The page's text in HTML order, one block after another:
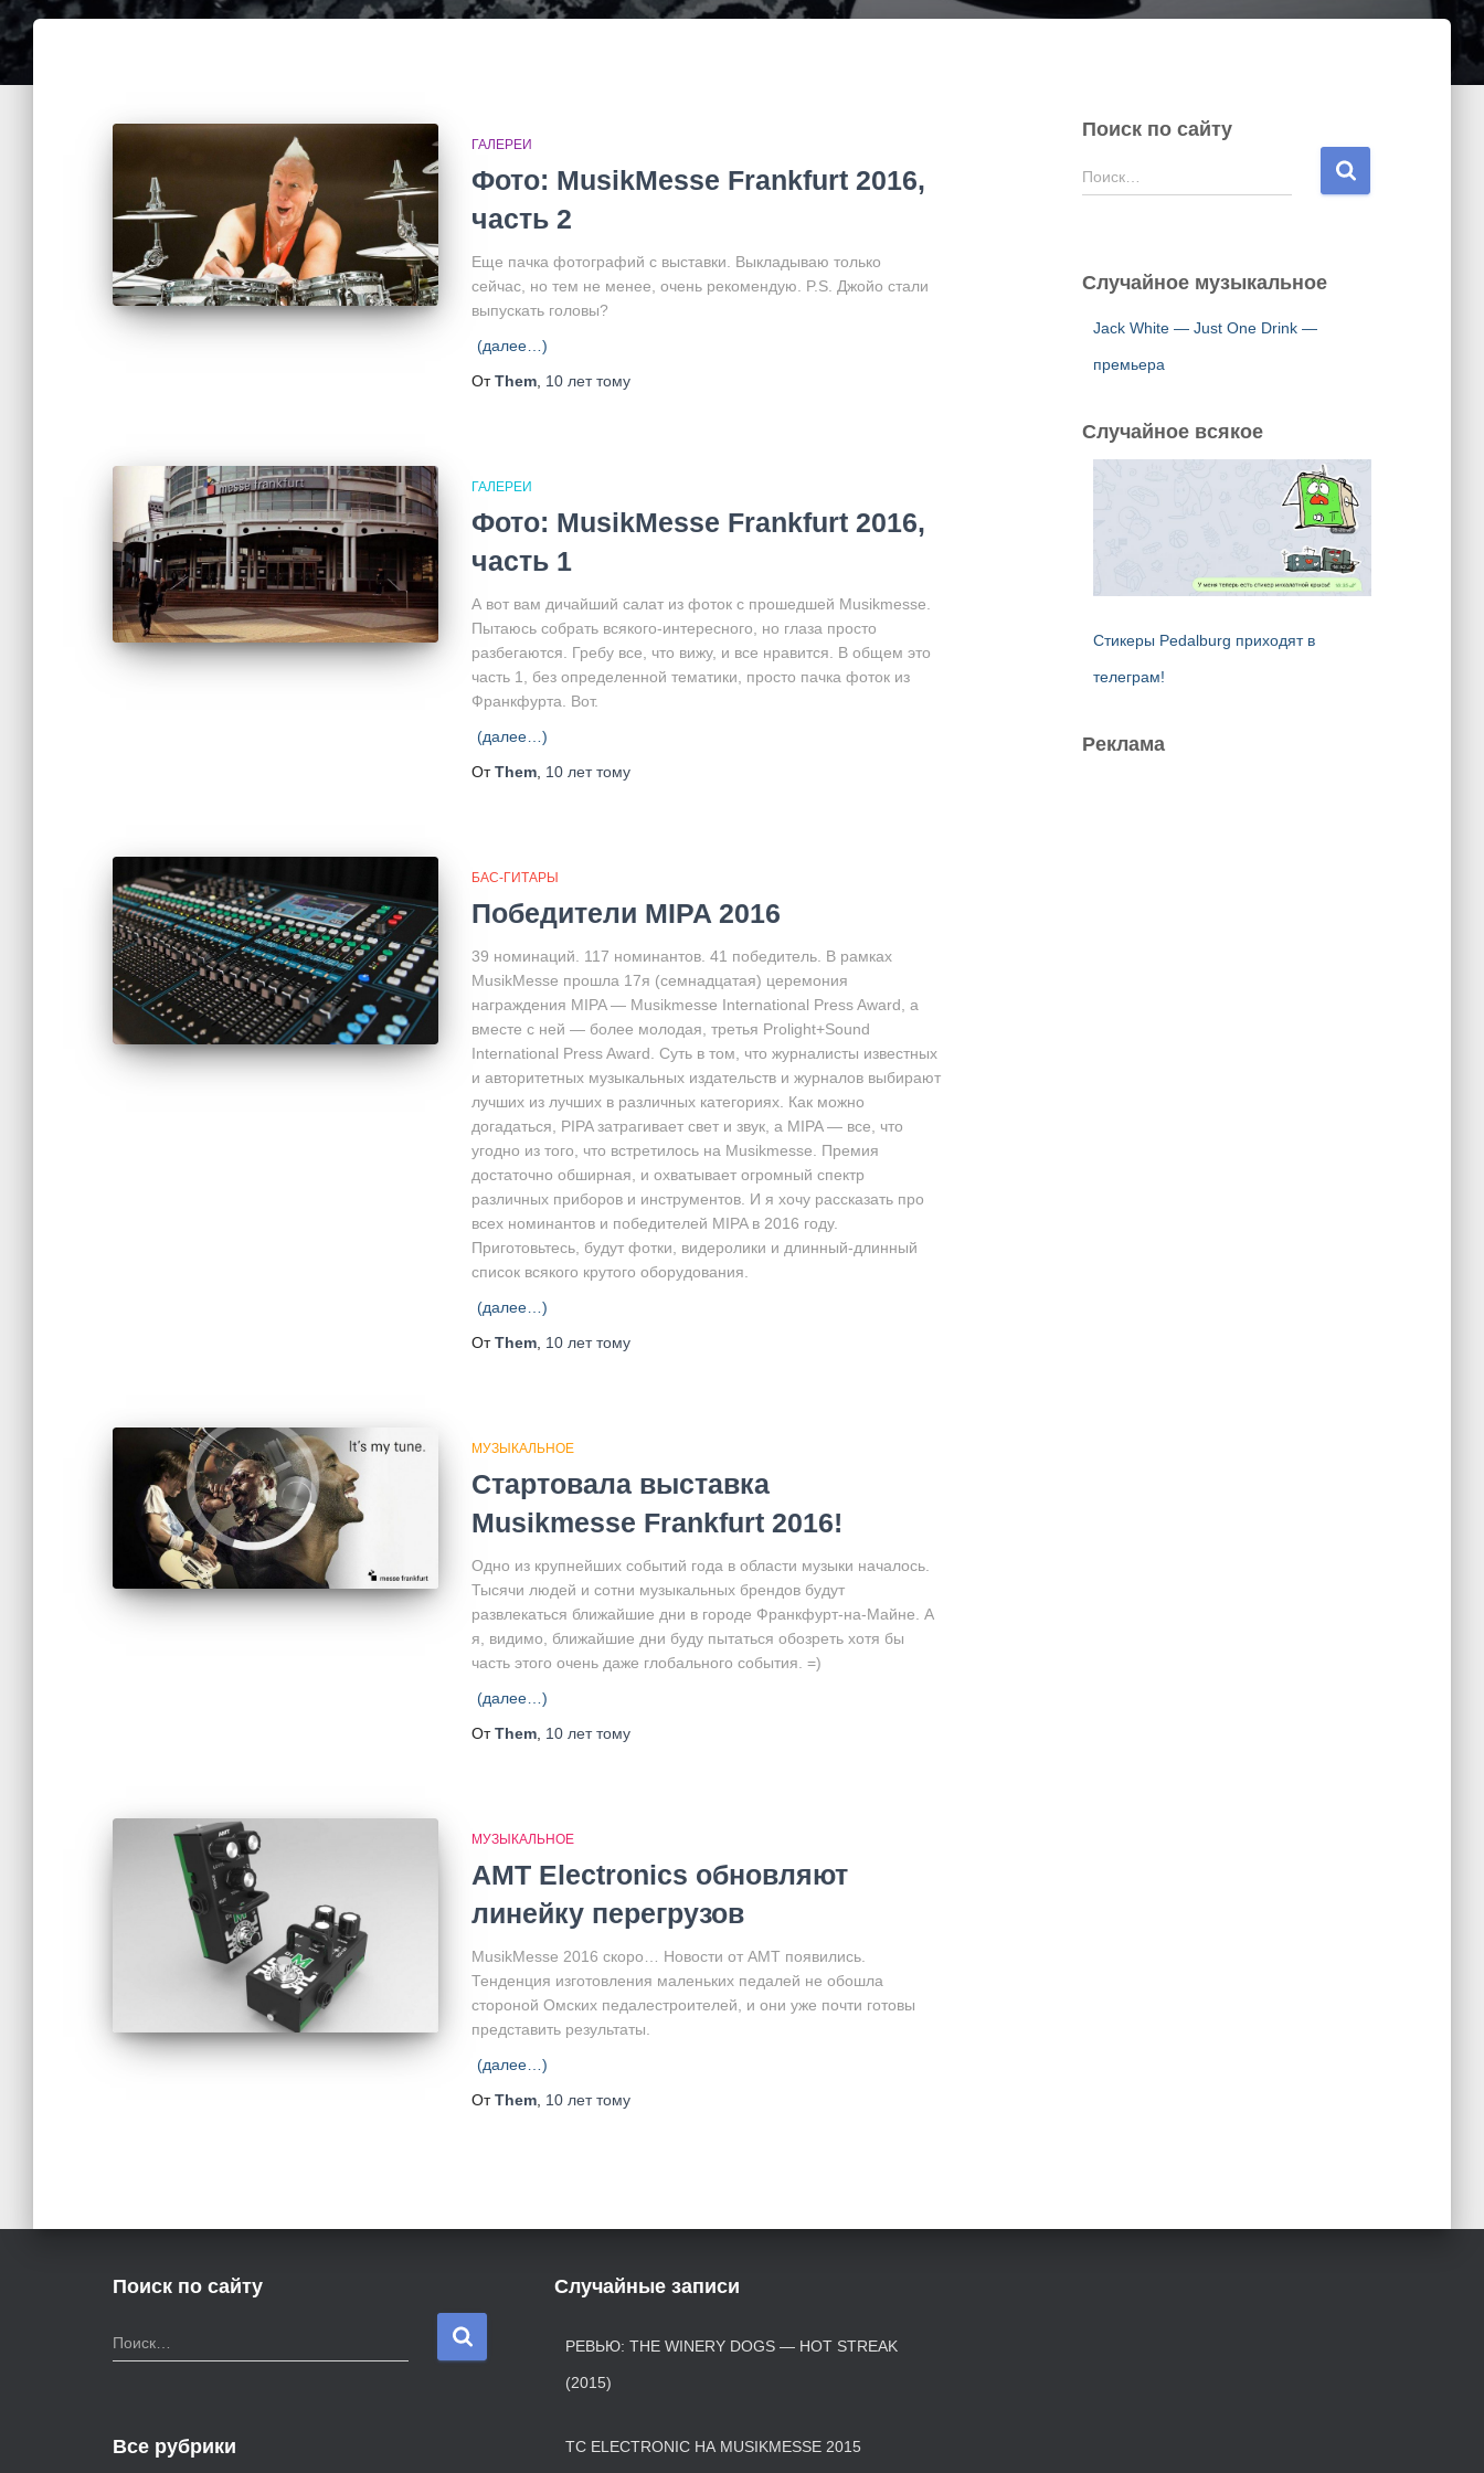
ГАЛЕРЕИ
Фото: MusikMesse Frankfurt 2016,
часть 2
Еще пачка фотографий с выставки. Выкладываю только
сейчас, но тем не менее, очень рекомендую. P.S. Джойо стали
выпускать головы?
(далее…)
ОтThem 10 леттому
ГАЛЕРЕИ
Фото: MusikMesse Frankfurt 2016,
часть 1
А вот вам дичайший салат из фоток с прошедшей Musikmesse.
Пытаюсь собрать всякого-интересного, но глаза просто
разбегаются. Гребу все, что вижу, и все нравится. В общем это
часть 1, без определенной тематики, просто пачка фоток из
Франкфурта. Вот.
(далее…)
ОтThem 10 леттому
БАС-ГИТАРЫ
Победители MIPA 2016
39 номинаций. 117 номинантов. 41 победитель. В рамках
MusikMesse прошла 17я (семнадцатая) церемония
награждения MIPA — Musikmesse International Press Award, а
вместе с ней — более молодая, третья Prolight+Sound
International Press Award. Суть в том, что журналисты известных
и авторитетных музыкальных издательств и журналов выбирают
лучших из лучших в различных категориях. Как можно
догадаться, PIPA затрагивает свет и звук, а MIPA — все, что
угодно из того, что встретилось на Musikmesse. Премия
достаточно обширная, и охватывает огромный спектр
различных приборов и инструментов. И я хочу рассказать про
всех номинантов и победителей MIPA в 2016 году.
Приготовьтесь, будут фотки, видеролики и длинный-длинный
список всякого крутого оборудования.
(далее…)
ОтThem 10 леттому
МУЗЫКАЛЬНОЕ
Стартовала выставка
Musikmesse Frankfurt 2016!
Одно из крупнейших событий года в области музыки началось.
Тысячи людей и сотни музыкальных брендов будут
развлекаться ближайшие дни в городе Франкфурт-на-Майне. А
я, видимо, ближайшие дни буду пытаться обозреть хотя бы
часть этого очень даже глобального события. =)
(далее…)
ОтThem 10 леттому
МУЗЫКАЛЬНОЕ
AMT Electronics обновляют
линейку перегрузов
MusikMesse 2016 скоро… Новости от АМТ появились.
Тенденция изготовления маленьких педалей не обошла
стороной Омских педалестроителей, и они уже почти готовы
представить результаты.
(далее…)
ОтThem 10 леттому
Поиск по сайту
Н
а
:
Поиск…
Случайное музыкальное
Jack White — Just One Drink —
премьера
Случайное всякое
Стикеры Pedalburg приходят в
телеграм!
Реклама
Поиск по сайту
Н
а
:
Поиск…
Все рубрики
Случайные записи
РЕВЬЮ: THE WINERY DOGS — HOT STREAK
(2015)
TC ELECTRONIC НА MUSIKMESSE 2015